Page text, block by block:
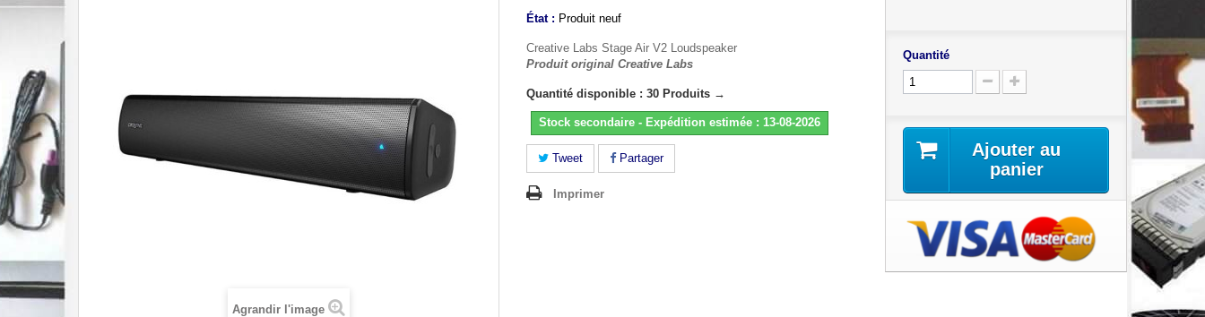
Agrandir l'image
État : Produit neuf
Creative Labs Stage Air V2 Loudspeaker
Produit original Creative Labs
Quantité disponible : 30 Produits →
Stock secondaire - Expédition estimée : 13-08-2026
Tweet Partager
Imprimer
Quantité
Ajouter au
panier